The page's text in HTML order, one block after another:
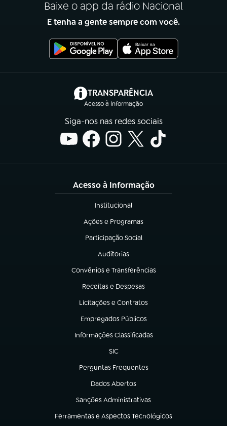
Baixe o app da rádio Nacional
E tenha a gente sempre com você.
TRANSPARÊNCIA
Acesso à Informação
(abre em nova aba)
Siga-nos nas redes sociais
Acesso à Informação
Institucional
(abre em nova aba)
Ações e Programas
(abre em nova aba)
Participação Social
(abre em nova aba)
Auditorias
(abre em nova aba)
Convênios e Transferências
(abre em nova aba)
Receitas e Despesas
(abre em nova aba)
Licitações e Contratos
(abre em nova aba)
Empregados Públicos
(abre em nova aba)
Informações Classificadas
(abre em nova aba)
SIC
(abre em nova aba)
Perguntas Frequentes
(abre em nova aba)
Dados Abertos
(abre em nova aba)
Sanções Administrativas
(abre em nova aba)
Ferramentas e Aspectos Tecnológicos
(abre em nova aba)